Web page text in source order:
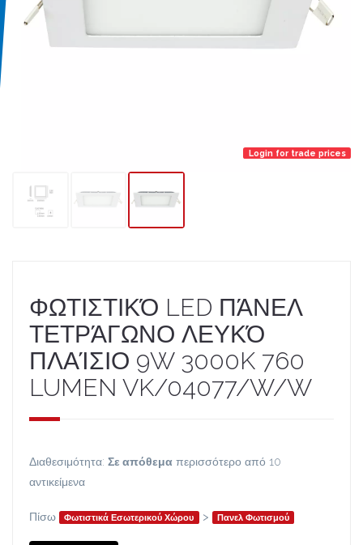
Login for trade prices
ΦΩΤΙΣΤΙΚΌ LED ΠΆΝΕΛ
ΤΕΤΡΆΓΩΝΟ ΛΕΥΚΌ
ΠΛΑΊΣΙΟ 9W 3000K 760
LUMEN VK/04077/W/W
Διαθεσιμότητα: Σε απόθεμα περισσότερο από 10
αντικείμενα
Πίσω Φωτιστικά Εσωτερικού Χώρου > Πανελ Φωτισμού